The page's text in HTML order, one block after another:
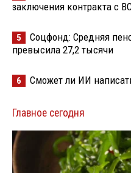
заключения контракта с
5
Соцфонд: Средняя
превысила 27,2 тысячи
6 Сможет ли ИИ
Главное сегодня